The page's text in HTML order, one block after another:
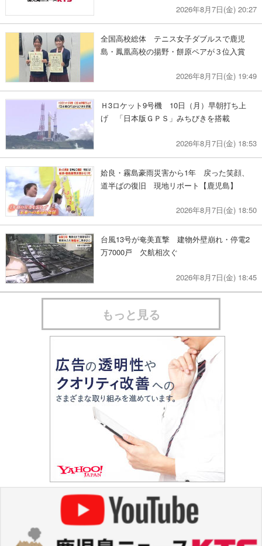
2026年8月7日(金) 20:27
全国高校総体 テニス女子ダブルスで鹿児
島・鳳凰高校の揚野・餅原ペアが３位入賞
2026年8月7日(金) 19:49
Ｈ3ロケット9号機 10日（月）早朝打ち上
げ 「日本版ＧＰＳ」みちびきを搭載
2026年8月7日(金) 18:53
姶良・霧島豪雨災害から1年 戻った笑顔、
道半ばの復旧 現地リポート【鹿児島】
2026年8月7日(金) 18:50
台風13号が奄美直撃 建物外壁崩れ・停電2
万7000戸 欠航相次ぐ
2026年8月7日(金) 18:45
もっと見る